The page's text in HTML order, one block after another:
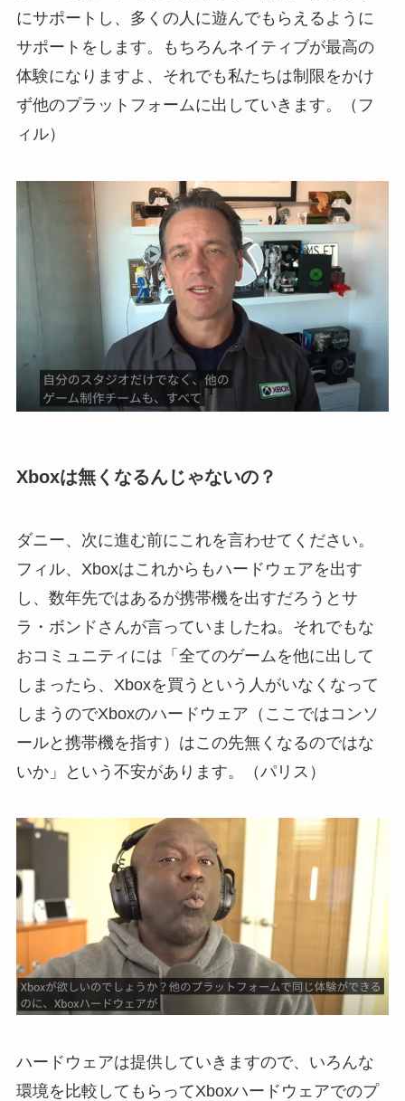
にサポートし、多くの人に遊んでもらえるように
サポートをします。もちろんネイティブが最高の
体験になりますよ、それでも私たちは制限をかけ
ず他のプラットフォームに出していきます。（フ
ィル）
Xboxは無くなるんじゃないの？
ダニー、次に進む前にこれを言わせてください。
フィル、Xboxはこれからもハードウェアを出す
し、数年先ではあるが携帯機を出すだろうとサ
ラ・ボンドさんが言っていましたね。それでもな
おコミュニティには「全てのゲームを他に出して
しまったら、Xboxを買うという人がいなくなって
しまうのでXboxのハードウェア（ここではコンソ
ールと携帯機を指す）はこの先無くなるのではな
いか」という不安があります。（パリス）
ハードウェアは提供していきますので、いろんな
環境を比較してもらってXboxハードウェアでのプ